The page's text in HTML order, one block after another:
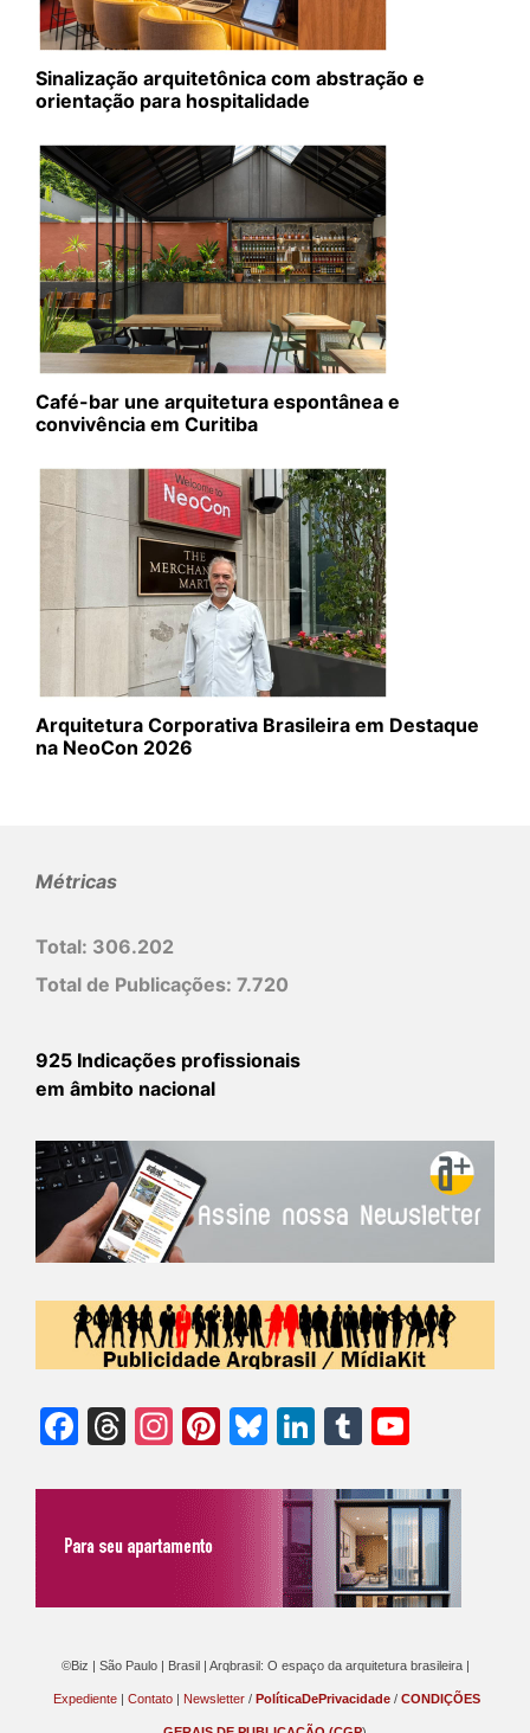
Sinalização arquitetônica com abstração e
orientação para hospitalidade
Café-bar une arquitetura espontânea e
convivência em Curitiba
Arquitetura Corporativa Brasileira em Destaque
na NeoCon 2026
Métricas
Total: 306.202
Total de Publicações: 7.720
925 Indicações profissionais
em âmbito nacional
Facebook
Threads
Instagram
Pinterest
Bluesky
LinkedIn
Tumblr
©Biz | São Paulo | Brasil | Arqbrasil: O espaço da arquitetura brasileira |
Expediente | Contato | Newsletter / PolíticaDePrivacidade / CONDIÇÕES